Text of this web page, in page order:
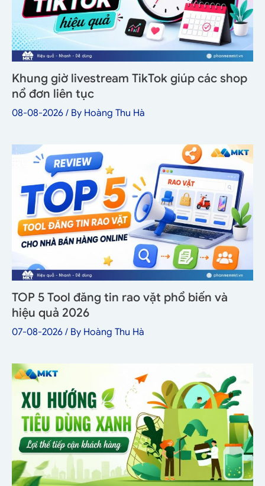
Khung giờ livestream TikTok giúp các shop
nổ đơn liên tục
08-08-2026 / By Hoàng Thu Hà
TOP 5 Tool đăng tin rao vặt phổ biến và
hiệu quả 2026
07-08-2026 / By Hoàng Thu Hà